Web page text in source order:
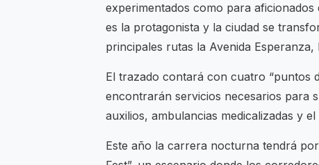
experimentados como para
es la protagonista y la ciudad se
principales rutas la Avenida
El trazado contará con cuatro “puntos
encontrarán servicios necesarios para
auxilios, ambulancias medicalizadas y
Este año la carrera nocturna tendrá